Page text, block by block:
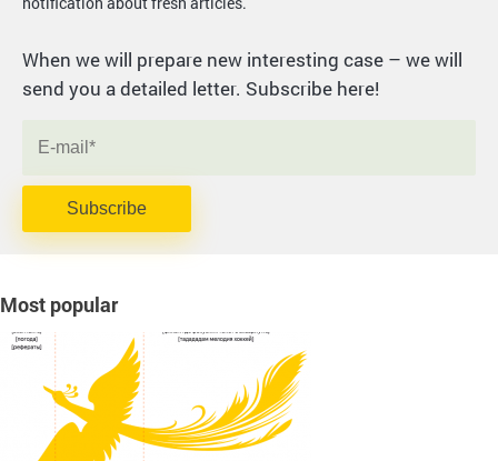
When we will prepare new interesting case – we will
send you a detailed letter. Subscribe here!
Subscribe
Most popular